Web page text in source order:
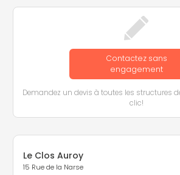
Contactez sans
engagement
Demandez un devis à toutes les structures
clic!
Le Clos Auroy
15 Rue de la Narse